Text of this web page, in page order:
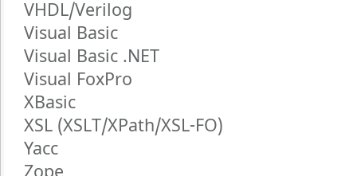
VHDL/Verilog
Visual Basic
Visual Basic .NET
Visual FoxPro
XBasic
XSL (XSLT/XPath/XSL-FO)
Yacc